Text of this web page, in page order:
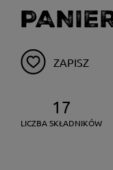
ZAPISZ
17
LICZBA SKŁADNIKÓW